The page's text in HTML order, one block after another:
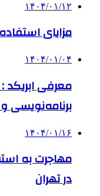
۱۴۰۴/۰۱/۱۲
مزایای
۱۴۰۴/۰۱/۰۴
معرفی ابریکد
برنامه‌نویسی
۱۴۰۴/۰۱/۱۶
مهاجرت به
در تهران